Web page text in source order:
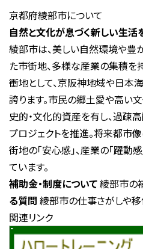
京都府綾部市について
自然と文化が息づく新しい生活
綾部市は、美しい自然環境や豊
た市街地、多様な産業の集積を
衝地として、京阪神地域や日本
誇ります。市民の郷土愛や高い
史的・文化的資産を有し、過疎
プロジェクトを推進。将来都市像
街地の「安心感」、産業の「躍動
ています。
補助金・制度について綾部市の
る質問 綾部市の仕事さがしや
関連リンク